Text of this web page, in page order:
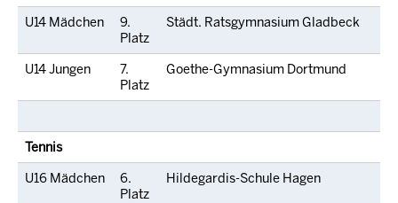
U14 Mädchen
9.
Platz
Städt. Ratsgymnasium Gladbeck
U14 Jungen
7.
Platz
Goethe-Gymnasium Dortmund
Tennis
U16 Mädchen
6.
Platz
Hildegardis-Schule Hagen